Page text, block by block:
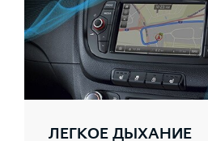
ЛЕГКОЕ ДЫХАНИЕ